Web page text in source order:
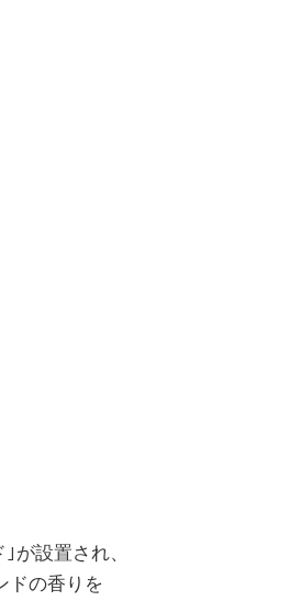
が設置され、
ドの香りを